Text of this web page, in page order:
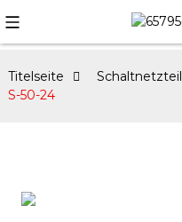
Titelseite Schaltnetzteil
S-50-24